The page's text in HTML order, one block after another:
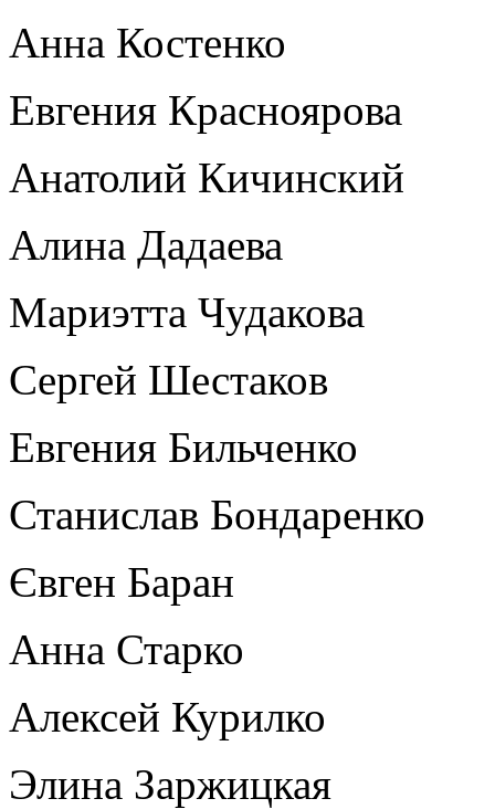
Анна Костенко
Евгения Красноярова
Анатолий Кичинский
Алина Дадаева
Мариэтта Чудакова
Сергей Шестаков
Евгения Бильченко
Станислав Бондаренко
Євген Баран
Анна Старко
Алексей Курилко
Элина Заржицкая